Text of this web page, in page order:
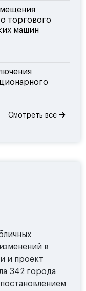
торгового
машин
Смотреть все
в
и проект
342 города